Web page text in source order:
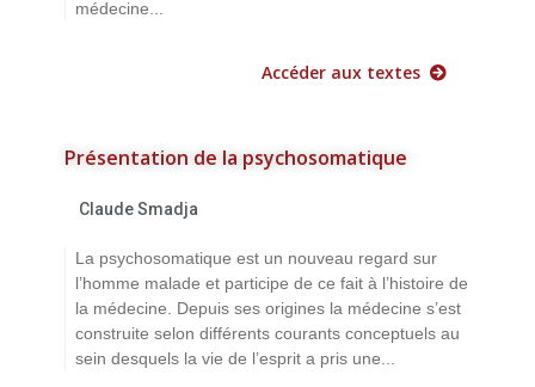
médecine...
Accéder aux textes
Présentation de la psychosomatique
Claude Smadja
La psychosomatique est un nouveau regard sur
l’homme malade et participe de ce fait à l’histoire de
la médecine. Depuis ses origines la médecine s’est
construite selon différents courants conceptuels au
sein desquels la vie de l’esprit a pris une...